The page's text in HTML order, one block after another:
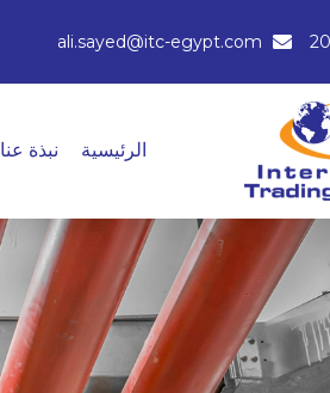
ali.sayed@itc-egypt.com
الرئيسية نبذة عنا